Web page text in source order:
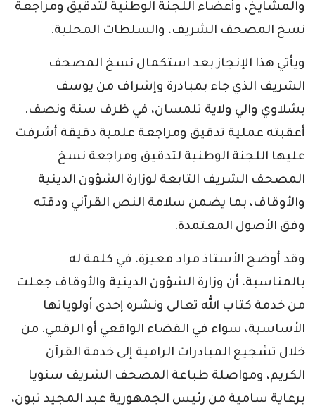
والمشايخ، وأعضاء اللجنة الوطنية لتدقيق ومراجعة
نسخ المصحف الشريف، والسلطات المحلية.
ويأتي هذا الإنجاز بعد استكمال نسخ المصحف
الشريف الذي جاء بمبادرة وإشراف من يوسف
بشلاوي والي ولاية تلمسان، في ظرف سنة ونصف.
أعقبته عملية تدقيق ومراجعة علمية دقيقة أشرفت
عليها اللجنة الوطنية لتدقيق ومراجعة نسخ
المصحف الشريف التابعة لوزارة الشؤون الدينية
والأوقاف، بما يضمن سلامة النص القرآني ودقته
وفق الأصول المعتمدة.
وقد أوضح الأستاذ مراد معيزة، في كلمة له
بالمناسبة، أن وزارة الشؤون الدينية والأوقاف جعلت
من خدمة كتاب الله تعالى ونشره إحدى أولوياتها
الأساسية، سواء في الفضاء الواقعي أو الرقمي. من
خلال تشجيع المبادرات الرامية إلى خدمة القرآن
الكريم، ومواصلة طباعة المصحف الشريف سنويا
برعاية سامية من رئيس الجمهورية عبد المجيد تبون،